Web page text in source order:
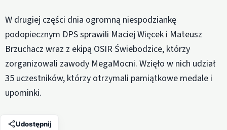
W drugiej części dnia ogromną niespodziankę
podopiecznym DPS sprawili Maciej Więcek i Mateusz
Brzuchacz wraz z ekipą OSIR Świebodzice, którzy
zorganizowali zawody MegaMocni. Wzięło w nich udział
35 uczestników, którzy otrzymali pamiątkowe medale i
upominki.
Udostępnij